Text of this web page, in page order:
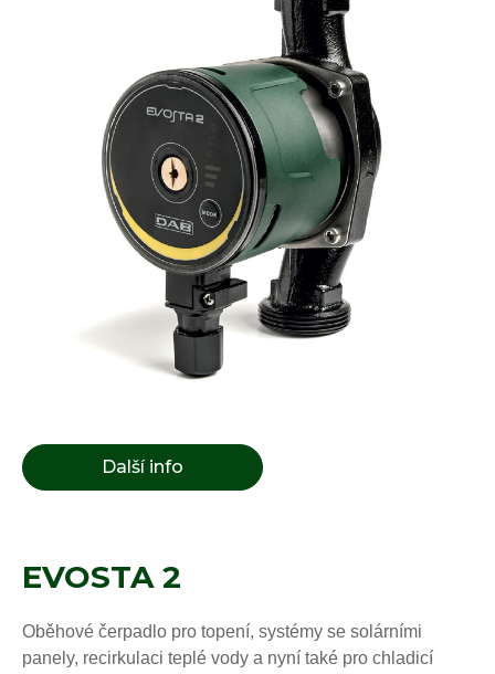
Další info
EVOSTA 2
Oběhové čerpadlo pro topení, systémy se solárními
panely, recirkulaci teplé vody a nyní také pro chladicí